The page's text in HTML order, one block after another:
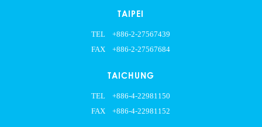
TAIPEI
TEL
+886-2-27567439
FAX
+886-2-27567684
TAICHUNG
TEL
+886-4-22981150
FAX
+886-4-22981152